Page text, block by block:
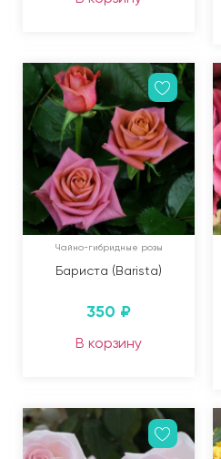
Чайно-гибридные розы
Бариста (Barista)
350 ₽
В корзину